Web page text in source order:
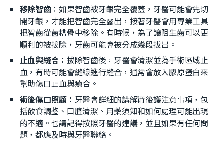
移除智齒： 如果智齒被牙齦完全覆蓋，牙醫可能會先切
開牙齦，才能把智齒完全露出，接著牙醫會用專業工具
把智齒從齒槽骨中移除。有時候，為了讓阻生齒可以更
順利的被拔除，牙齒可能會被分成幾段拔出。
止血與縫合： 拔除智齒後，牙醫會清潔並為手術區域止
血，有時可能會縫線進行縫合，通常會放入膠原蛋白來
幫助傷口止血與癒合。
術後傷口照顧： 牙醫會詳細的講解術後護注意事項，包
括飲食調整、口腔清潔、用藥須知和如何處理可能出現
的不適。也請記得按照牙醫的建議，並且如果有任何問
題，都應及時與牙醫聯絡。